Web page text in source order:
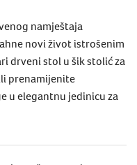
namještaja
novi život istrošenim
drveni stol u šik stolić za
prenamijenite
u elegantnu jedinicu za